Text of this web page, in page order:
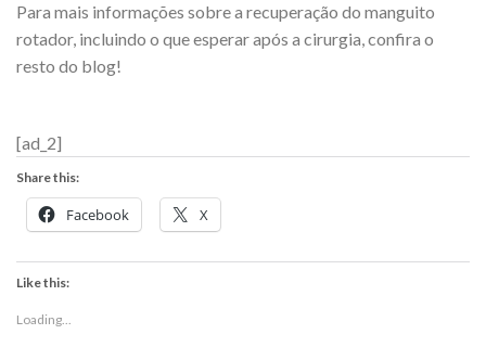
Para mais informações sobre a recuperação do manguito
rotador, incluindo o que esperar após a cirurgia, confira o
resto do blog!
[ad_2]
Share this:
Facebook X
Like this:
Loading...